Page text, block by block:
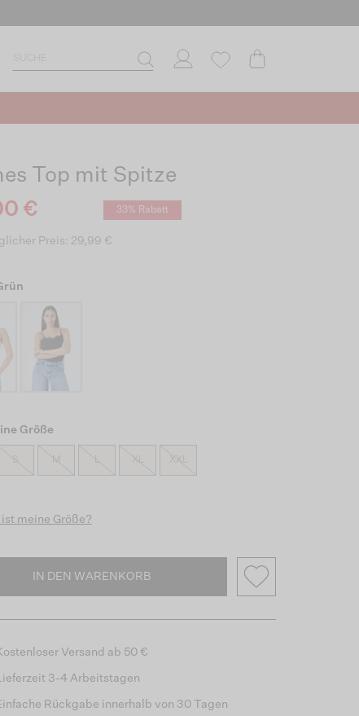
Top mit Spitze
€
33% Rabatt
Preis: 29,99 €
Größe
M XL XXL
ist meine Größe?
IN DEN WARENKORB
Versand ab 50 €
3-4 Arbeitstagen
Rückgabe innerhalb von 30 Tagen